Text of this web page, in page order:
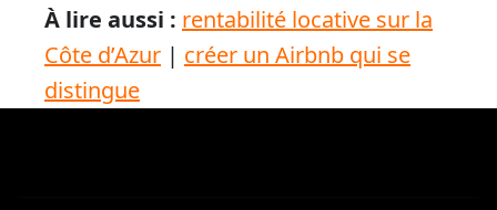
À lire aussi : rentabilité locative sur la
Côte d’Azur | créer un Airbnb qui se
distingue